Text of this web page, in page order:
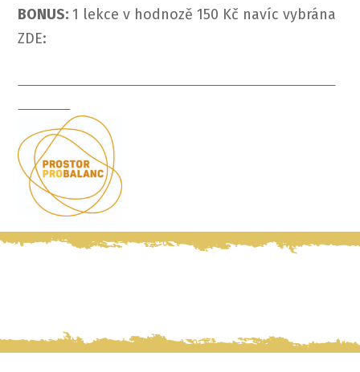
BONUS: 1 lekce v hodnozě 150 Kč navíc vybrána
ZDE: